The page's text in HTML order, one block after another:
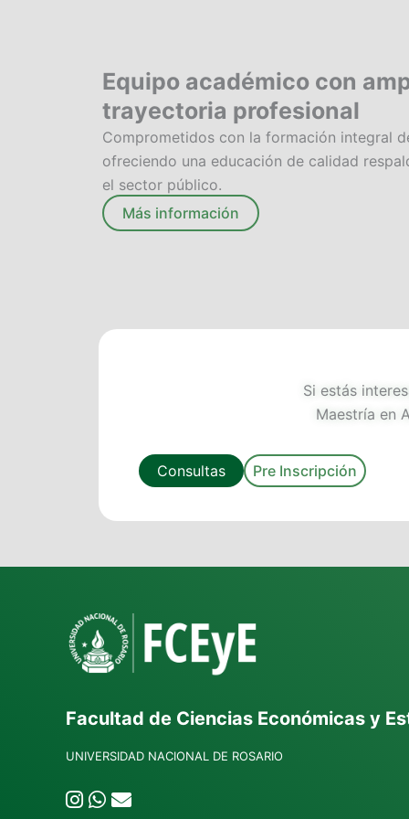
Equipo académico con
trayectoria profesional
Comprometidos con la formación integral
ofreciendo una educación de calidad
el sector público.
Más información
Dr. Jorge Pablo Puig
Si estás
Maestría en
Consultas Pre Inscripción
Facultad de Ciencias Económicas y
UNIVERSIDAD NACIONAL DE ROSARIO